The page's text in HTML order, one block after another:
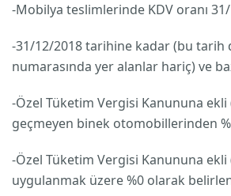
-Mobilya teslimlerinde KDV oranı
-31/12/2018 tarihine kadar (bu tarih
numarasında yer alanlar hariç) ve
-Özel Tüketim Vergisi Kanununa ekli
geçmeyen binek otomobillerinden
-Özel Tüketim Vergisi Kanununa
uygulanmak üzere %0 olarak